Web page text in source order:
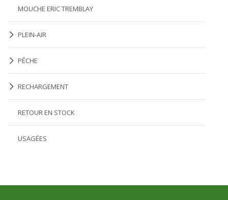
MOUCHE ERIC TREMBLAY
PLEIN-AIR
PÊCHE
RECHARGEMENT
RETOUR EN STOCK
USAGÉES